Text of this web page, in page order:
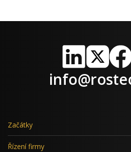
LinkedIn
X
Začátky
Řízení firmy